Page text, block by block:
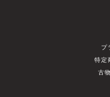
プ
特定
古